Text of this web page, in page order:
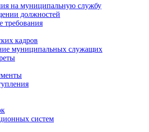
на муниципальную службу
должностей
требования
кадров
муниципальных служащих
систем